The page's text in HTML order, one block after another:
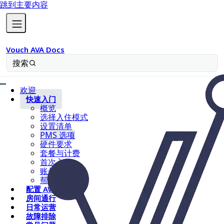
跳到主要内容
Vouch AVA Docs
搜索
欢迎
快速入门
概览
选择入住模式
设置清单
PMS 选项
硬件要求
套餐与计费
首次入住
账号设置
帮助与文档
配置 AVA
房间通行
日常运营
故障排除